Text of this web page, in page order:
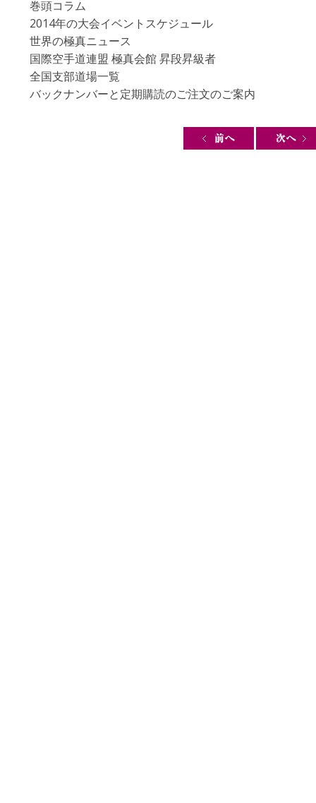
巻頭コラム
2014年の大会イベントスケジュール
世界の極真ニュース
国際空手道連盟 極真会館 昇段昇級者
全国支部道場一覧
バックナンバーと定期購読のご注文のご案内